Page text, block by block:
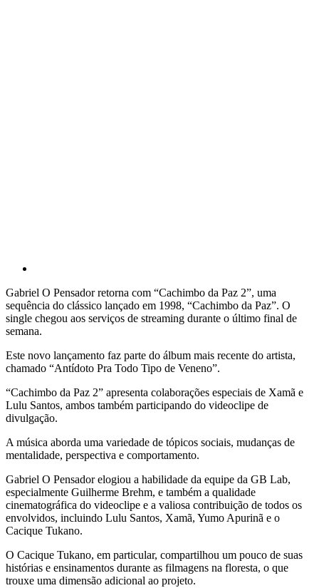
Gabriel O Pensador retorna com “Cachimbo da Paz 2”, uma
sequência do clássico lançado em 1998, “Cachimbo da Paz”. O
single chegou aos serviços de streaming durante o último final de
semana.
Este novo lançamento faz parte do álbum mais recente do artista,
chamado “Antídoto Pra Todo Tipo de Veneno”.
“Cachimbo da Paz 2” apresenta colaborações especiais de Xamã e
Lulu Santos, ambos também participando do videoclipe de
divulgação.
A música aborda uma variedade de tópicos sociais, mudanças de
mentalidade, perspectiva e comportamento.
Gabriel O Pensador elogiou a habilidade da equipe da GB Lab,
especialmente Guilherme Brehm, e também a qualidade
cinematográfica do videoclipe e a valiosa contribuição de todos os
envolvidos, incluindo Lulu Santos, Xamã, Yumo Apurinã e o
Cacique Tukano.
O Cacique Tukano, em particular, compartilhou um pouco de suas
histórias e ensinamentos durante as filmagens na floresta, o que
trouxe uma dimensão adicional ao projeto.